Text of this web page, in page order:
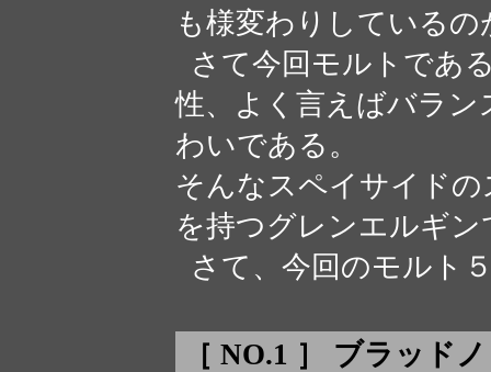
も様変わりしている
さて今回モルトであ
性、よく言えばバラ
わいである。
そんなスペイサイド
を持つグレンエルギ
さて、今回のモルト
［ NO.1 ］ ブラッド